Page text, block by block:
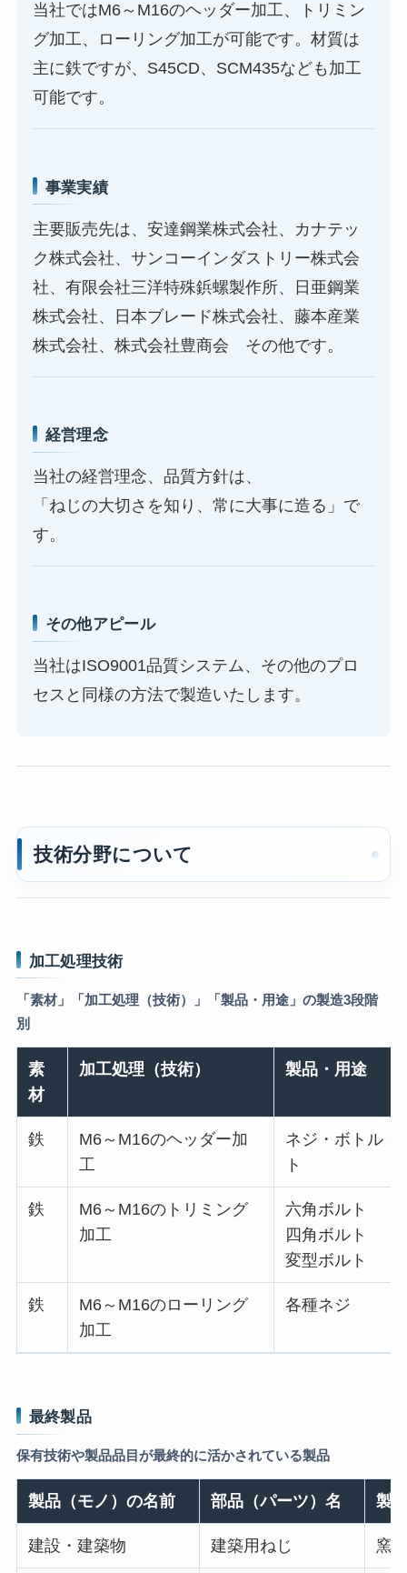
当社ではM6～M16のヘッダー加工、トリミン
グ加工、ローリング加工が可能です。材質は
主に鉄ですが、S45CD、SCM435なども加工
可能です。
事業実績
主要販売先は、安達鋼業株式会社、カナテッ
ク株式会社、サンコーインダストリー株式会
社、有限会社三洋特殊鋲螺製作所、日亜鋼業
株式会社、日本ブレード株式会社、藤本産業
株式会社、株式会社豊商会 その他です。
経営理念
当社の経営理念、品質方針は、
「ねじの大切さを知り、常に大事に造る」で
す。
その他アピール
当社はISO9001品質システム、その他のプロ
セスと同様の方法で製造いたします。
技術分野について
加工処理技術
「素材」「加工処理（技術）」「製品・用途」の製造3段階
別
素
材
加工処理（技術） 製品・用途
鉄
M6～M16のヘッダー加
工
ネジ・ボトル・
ト
鉄
M6～M16のトリミング
加工
六角ボルト
四角ボルト
変型ボルト
鉄
M6～M16のローリング
加工
各種ネジ
最終製品
保有技術や製品品目が最終的に活かされている製品
製品（モノ）の名前 部品（パーツ）名 製
建設・建築物 建築用ねじ 窯